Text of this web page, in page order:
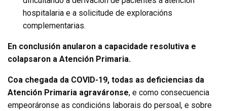
hospitalaria e a solicitude de exploracións
complementarias.
En conclusión anularon a capacidade resolutiva e
colapsaron a Atención Primaria.
Coa chegada da COVID-19, todas as deficiencias da
Atención Primaria agraváronse, e como consecuencia
empeoráronse as condicións laborais do persoal, e sobre